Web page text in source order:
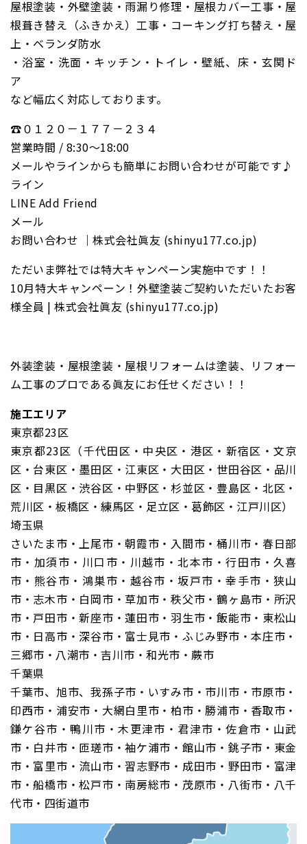
屋根塗装・外壁塗装・雨漏り修理・屋根カバー工事・屋
根葺き替え（ふきかえ）工事・コーキング打ち替え・屋
上・ベランダ防水
・浴室・洗面・キッチン・トイレ・壁紙、床・玄関ド
ア
など幅広く対応しております。
☎０１２０－１７７－２３４
営業時間 / 8:30〜18:00
メールやラインからも簡単にお問い合わせが可能です♪
ライン
LINE Add Friend
メール
お問い合わせ ｜株式会社眞友 (shinyu177.co.jp)
ただいま弊社では特大キャンペーン実施中です！！
10月特大キャンペーン！外壁塗装ご契約いただいたお客
様全員 | 株式会社眞友 (shinyu177.co.jp)
外装塗装・屋根塗装・屋根リフォームは塗装、リフォー
ム工事のプロである眞友にお任せください！！
施工エリア
東京都23区
東京都23区（千代田区・中央区・港区・新宿区・文京
区・台東区・墨田区・江東区・大田区・世田谷区・品川
区・目黒区・渋谷区・中野区・杉並区・豊島区・北区・
荒川区・板橋区・練馬区・足立区・葛飾区・江戸川区）
埼玉県
さいたま市・上尾市・朝霞市・入間市・桶川市・春日部
市・加須市・川口市・川越市・北本市・行田市・久喜
市・熊谷市・鴻巣市・越谷市・坂戸市・幸手市・狭山
市・志木市・白岡市・草加市・秩父市・鶴ヶ島市・所沢
市・戸田市・新座市・蓮田市・羽生市・飯能市・東松山
市・日高市・深谷市・富士見市・ふじみ野市・本庄市・
三郷市・八潮市・吉川市・和光市・蕨市
千葉県
千葉市、旭市、我孫子市・いすみ市・市川市・市原市・
印西市・浦安市・大網白里市・柏市・勝浦市・香取市・
鎌ケ谷市・鴨川市・木更津市・君津市・佐倉市・山武
市・白井市・匝瑳市・袖ケ浦市・館山市・銚子市・東金
市・富里市・流山市・習志野市・成田市・野田市・富津
市・船橋市・松戸市・南房総市・茂原市・八街市・八千
代市・四街道市